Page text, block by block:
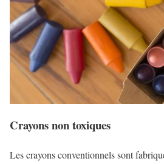
Crayons non toxiques
Les crayons conventionnels sont